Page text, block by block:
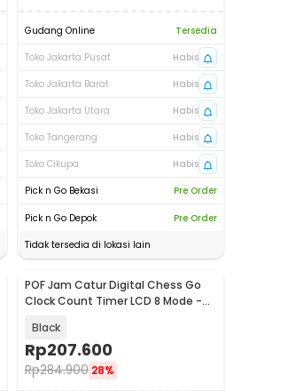
Gudang Online
Tersedia
Toko Jakarta Pusat
Habis
Toko Jakarta Barat
Habis
Toko Jakarta Utara
Habis
Toko Tangerang
Habis
Toko Cikupa
Habis
Pick n Go Bekasi
Pre Order
Pick n Go Depok
Pre Order
Tidak tersedia di lokasi lain
Baru
POF Jam Catur Digital Chess Go
Clock Count Timer LCD 8 Mode -
Black
Rp207.600
Rp284.900 28%